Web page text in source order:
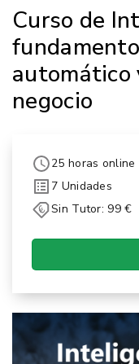
Curso de
automático
negocio
25 horas online
7 Unidades
Sin Tutor: 99 €